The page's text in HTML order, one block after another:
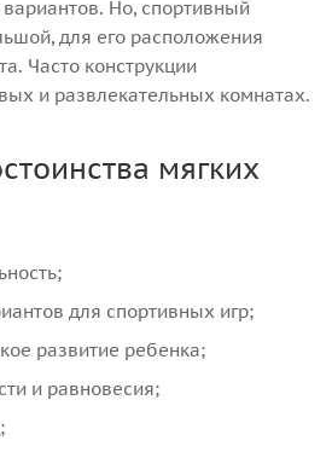
Но, спортивный
для его расположения
Часто конструкции
и развлекательных комнатах.
мягких
для спортивных игр;
развитие ребенка;
и равновесия;